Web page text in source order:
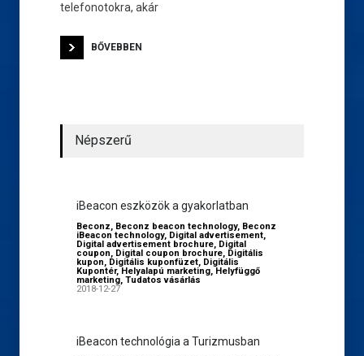
telefonotokra, akár
BŐVEBBEN
Népszerű
iBeacon eszközök a gyakorlatban
Beconz, Beconz beacon technology, Beconz
iBeacon technology, Digital advertisement,
Digital advertisement brochure, Digital
coupon, Digital coupon brochure, Digitális
kupon, Digitális kuponfüzet, Digitális
Kupontér, Helyalapú marketing, Helyfüggő
marketing, Tudatos vásárlás
2018-12-27
iBeacon technológia a Turizmusban